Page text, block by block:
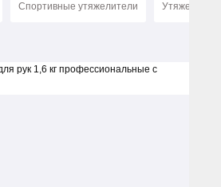
Спортивные утяжелители